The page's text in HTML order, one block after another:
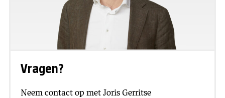
Vragen?
Neem contact op met Joris Gerritse